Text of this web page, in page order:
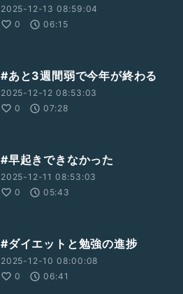
2025-12-13 08:59:04
0
06:15
#あと3週間弱で今年が終わる
2025-12-12 08:53:03
0
07:28
#早起きできなかった
2025-12-11 08:53:03
0
05:43
#ダイエットと勉強の進捗
2025-12-10 08:00:08
0
06:41